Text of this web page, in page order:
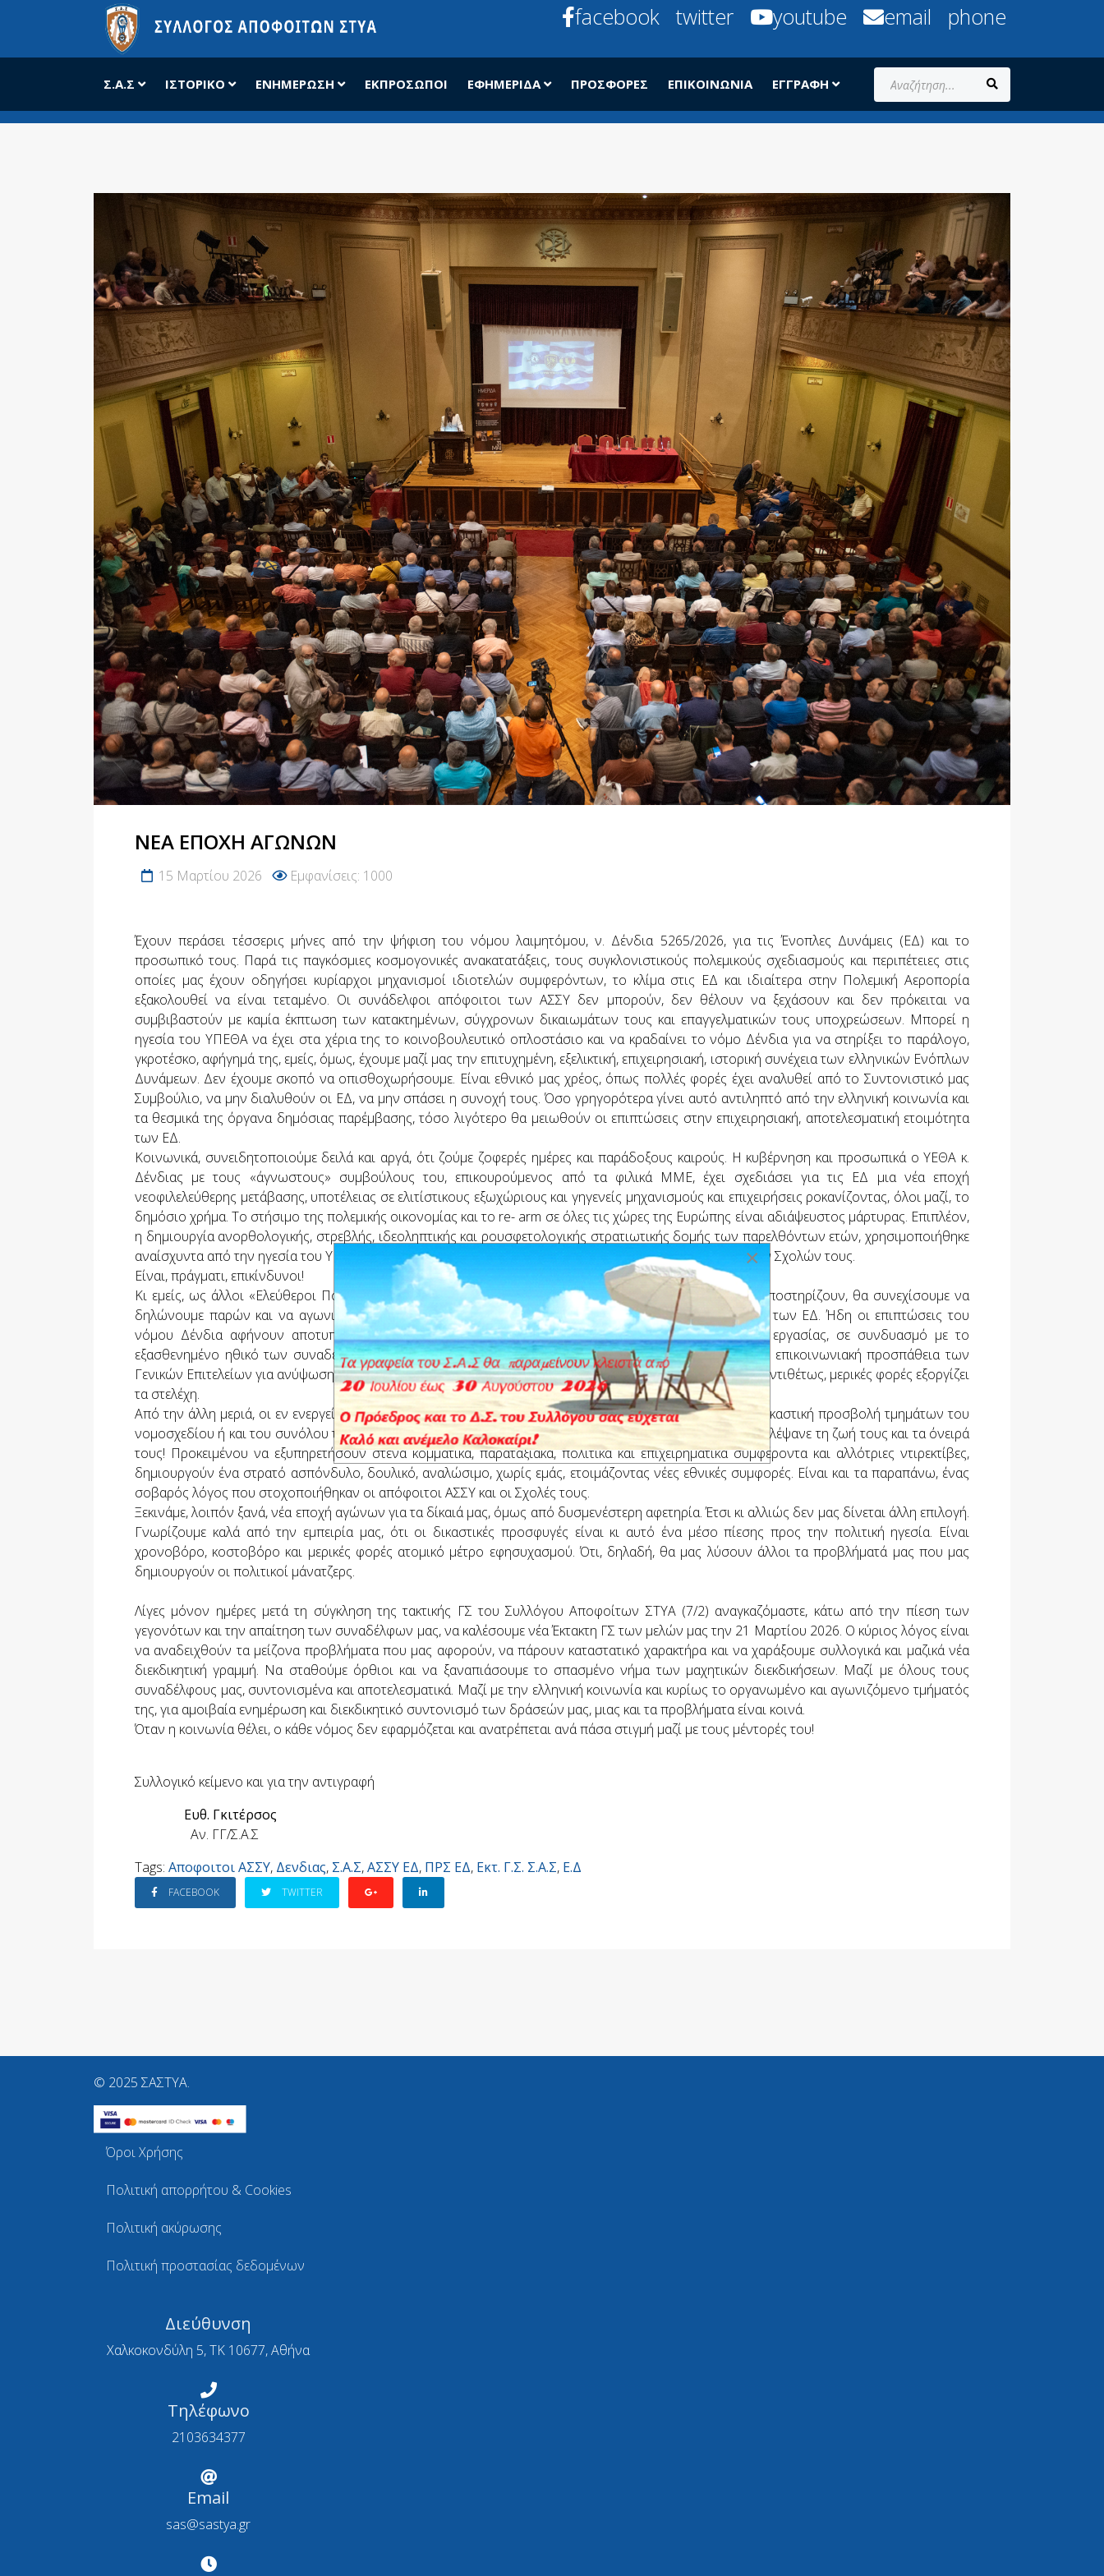
facebook twitter youtube email phone
Σ.Α.Σ ΙΣΤΟΡΙΚΌ ΕΝΗΜΈΡΩΣΗ ΕΚΠΡΌΣΩΠΟΙ ΕΦΗΜΕΡΊΔΑ ΠΡΟΣΦΟΡΈΣ ΕΠΙΚΟΙΝΩΝΊΑ ΕΓΓΡΑΦΉ Αναζήτηση...
ΝΈΑ ΕΠΟΧΉ ΑΓΏΝΩΝ
15 Μαρτίου 2026 Εμφανίσεις: 1000
Έχουν περάσει τέσσερις μήνες από την ψήφιση του νόμου λαιμητόμου, ν. Δένδια 5265/2026, για τις Ένοπλες Δυνάμεις (ΕΔ) και το
προσωπικό τους. Παρά τις παγκόσμιες κοσμογονικές ανακατατάξεις, τους συγκλονιστικούς πολεμικούς σχεδιασμούς και περιπέτειες στις
οποίες μας έχουν οδηγήσει κυρίαρχοι μηχανισμοί ιδιοτελών συμφερόντων, το κλίμα στις ΕΔ και ιδιαίτερα στην Πολεμική Αεροπορία
εξακολουθεί να είναι τεταμένο. Οι συνάδελφοι απόφοιτοι των ΑΣΣΥ δεν μπορούν, δεν θέλουν να ξεχάσουν και δεν πρόκειται να
συμβιβαστούν με καμία έκπτωση των κατακτημένων, σύγχρονων δικαιωμάτων τους και επαγγελματικών τους υποχρεώσεων. Μπορεί η
ηγεσία του ΥΠΕΘΑ να έχει στα χέρια της το κοινοβουλευτικό οπλοστάσιο και να κραδαίνει το νόμο Δένδια για να στηρίξει το παράλογο,
γκροτέσκο, αφήγημά της, εμείς, όμως, έχουμε μαζί μας την επιτυχημένη, εξελικτική, επιχειρησιακή, ιστορική συνέχεια των ελληνικών Ενόπλων
Δυνάμεων. Δεν έχουμε σκοπό να οπισθοχωρήσουμε. Είναι εθνικό μας χρέος, όπως πολλές φορές έχει αναλυθεί από το Συντονιστικό μας
Συμβούλιο, να μην διαλυθούν οι ΕΔ, να μην σπάσει η συνοχή τους. Όσο γρηγορότερα γίνει αυτό αντιληπτό από την ελληνική κοινωνία και
τα θεσμικά της όργανα δημόσιας παρέμβασης, τόσο λιγότερο θα μειωθούν οι επιπτώσεις στην επιχειρησιακή, αποτελεσματική ετοιμότητα
των ΕΔ.
Κοινωνικά, συνειδητοποιούμε δειλά και αργά, ότι ζούμε ζοφερές ημέρες και παράδοξους καιρούς. Η κυβέρνηση και προσωπικά ο ΥΕΘΑ κ.
Δένδιας με τους «άγνωστους» συμβούλους του, επικουρούμενος από τα φιλικά ΜΜΕ, έχει σχεδιάσει για τις ΕΔ μια νέα εποχή
νεοφιλελεύθερης μετάβασης, υποτέλειας σε ελιτίστικους εξωχώριους και γηγενείς μηχανισμούς και επιχειρήσεις ροκανίζοντας, όλοι μαζί, το
δημόσιο χρήμα. Το στήσιμο της πολεμικής οικονομίας και το re- arm σε όλες τις χώρες της Ευρώπης είναι αδιάψευστος μάρτυρας. Επιπλέον,
η δημιουργία ανορθολογικής, στρεβλής, ιδεοληπτικής και ρουσφετολογικής στρατιωτικής δομής των παρελθόντων ετών, χρησιμοποιήθηκε
αναίσχυντα από την ηγεσία του ΥΠΕΘΑ για την εν καιρώ διάλυση ουσιαστικά των αποφοίτων ΑΣΣΥ και των Σχολών τους.
Είναι, πράγματι, επικίνδυνοι!
Κι εμείς, ως άλλοι «Ελεύθεροι Πολιορκημένοι», προδομένοι από όσους είχαν και έχουν χρέος να μας υποστηρίζουν, θα συνεχίσουμε να
δηλώνουμε παρών και να αγωνιζόμαστε. Γιατί θα μας καλεί η καθημερινή ανεπάρκεια της λειτουργείας των ΕΔ. Ήδη οι επιπτώσεις του
νόμου Δένδια αφήνουν αποτυπώματα. Η λειψανδρία και το αλαλούμ που επικρατεί στους χώρους εργασίας, σε συνδυασμό με το
εξασθενημένο ηθικό των συναδέλφων μας δημιουργούν περιβάλλον ανασφάλειας και αβεβαιότητας. Η επικοινωνιακή προσπάθεια των
Γενικών Επιτελείων για ανύψωση του ηθικού στο προσωπικό φαίνεται, να μη φέρνει κανένα αποτέλεσμα. Αντιθέτως, μερικές φορές εξοργίζει
τα στελέχη.
Από την άλλη μεριά, οι εν ενεργεία συνάδελφοί μας, έχουν επιδοθεί σε έναν μαζικό αγώνα δρόμου για δικαστική προσβολή τμημάτων του
νομοσχεδίου ή και του συνόλου του. Είναι, βεβαίως, απόλυτα δικαιολογημένοι και αγανακτισμένοι! Τους κλέψανε τη ζωή τους και τα όνειρά
τους! Προκειμένου να εξυπηρετήσουν στενά κομματικά, παραταξιακά, πολιτικά και επιχειρηματικά συμφέροντα και αλλότριες ντιρεκτίβες,
δημιουργούν ένα στρατό ασπόνδυλο, δουλικό, αναλώσιμο, χωρίς εμάς, ετοιμάζοντας νέες εθνικές συμφορές. Είναι και τα παραπάνω, ένας
σοβαρός λόγος που στοχοποιήθηκαν οι απόφοιτοι ΑΣΣΥ και οι Σχολές τους.
Ξεκινάμε, λοιπόν ξανά, νέα εποχή αγώνων για τα δίκαιά μας, όμως από δυσμενέστερη αφετηρία. Έτσι κι αλλιώς δεν μας δίνεται άλλη επιλογή.
Γνωρίζουμε καλά από την εμπειρία μας, ότι οι δικαστικές προσφυγές είναι κι αυτό ένα μέσο πίεσης προς την πολιτική ηγεσία. Είναι
χρονοβόρο, κοστοβόρο και μερικές φορές ατομικό μέτρο εφησυχασμού. Ότι, δηλαδή, θα μας λύσουν άλλοι τα προβλήματά μας που μας
δημιουργούν οι πολιτικοί μάνατζερς.
Λίγες μόνον ημέρες μετά τη σύγκληση της τακτικής ΓΣ του Συλλόγου Αποφοίτων ΣΤΥΑ (7/2) αναγκαζόμαστε, κάτω από την πίεση των
γεγονότων και την απαίτηση των συναδέλφων μας, να καλέσουμε νέα Έκτακτη ΓΣ των μελών μας την 21 Μαρτίου 2026. Ο κύριος λόγος είναι
να αναδειχθούν τα μείζονα προβλήματα που μας αφορούν, να πάρουν καταστατικό χαρακτήρα και να χαράξουμε συλλογικά και μαζικά νέα
διεκδικητική γραμμή. Να σταθούμε όρθιοι και να ξαναπιάσουμε το σπασμένο νήμα των μαχητικών διεκδικήσεων. Μαζί με όλους τους
συναδέλφους μας, συντονισμένα και αποτελεσματικά. Μαζί με την ελληνική κοινωνία και κυρίως το οργανωμένο και αγωνιζόμενο τμήματός
της, για αμοιβαία ενημέρωση και διεκδικητικό συντονισμό των δράσεών μας, μιας και τα προβλήματα είναι κοινά.
Όταν η κοινωνία θέλει, ο κάθε νόμος δεν εφαρμόζεται και ανατρέπεται ανά πάσα στιγμή μαζί με τους μέντορές του!
Συλλογικό κείμενο και για την αντιγραφή
Ευθ. Γκιτέρσος
Αν. ΓΓ/Σ.Α.Σ
Tags: Αποφοιτοι ΑΣΣΥ, Δενδιας, Σ.Α.Σ,ΑΣΣΥ ΕΔ, ΠΡΣ ΕΔ, Εκτ. Γ.Σ. Σ.Α.Σ, Ε.Δ
FACEBOOK TWITTER
© 2025 ΣΑΣΤΥΑ.
Όροι Χρήσης
Πολιτική απορρήτου & Cookies
Πολιτική ακύρωσης
Πολιτική προστασίας δεδομένων
Διεύθυνση
Χαλκοκονδύλη 5, ΤΚ 10677, Αθήνα
Τηλέφωνο
2103634377
Email
sas@sastya.gr
×